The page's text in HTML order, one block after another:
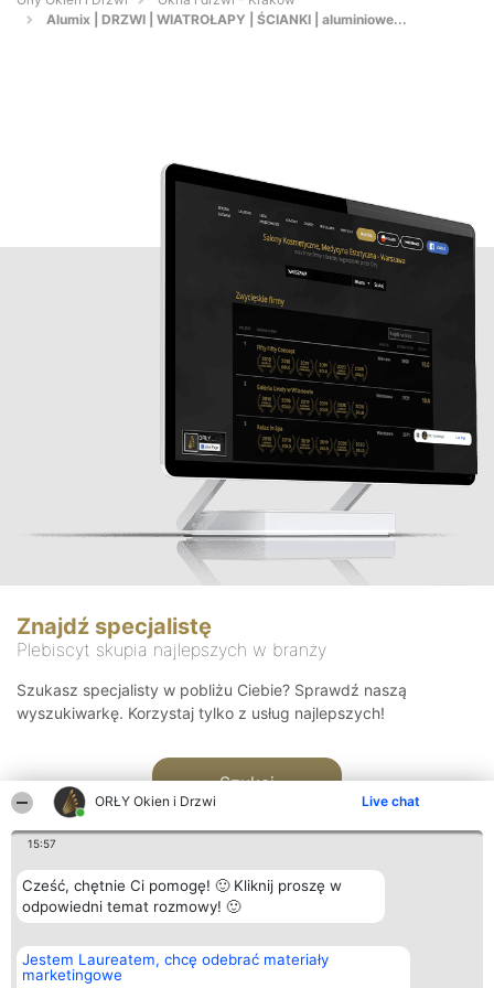
ORŁY Okien i Drzwi Live chat
15:57
Cześć, chętnie Ci pomogę! 🙂 Kliknij proszę w
odpowiedni temat rozmowy! 🙂
Jestem Laureatem, chcę odebrać materiały
marketingowe
Alumix | DRZWI | WIATROŁAPY | ŚCIANKI | aluminiowe...
Znajdź specjalistę
Plebiscyt skupia najlepszych w branży
Szukasz specjalisty w pobliżu Ciebie? Sprawdź naszą
wyszukiwarkę. Korzystaj tylko z usług najlepszych!
Szukaj
Organizator plebiscytu
Bright Side Solutions sp. z o.
o. sp. k.
Plebiscyt
Laureaci
Kontakt
Kontakt